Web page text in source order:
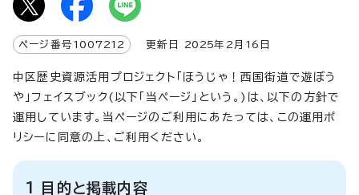
ページ番号 1007212 更新日 2025年2月 16 日
中区歴史資源活用プロジェクト「ほうじゃ！西国街道で遊ぼう
や」フェイスブック(以下「当ページ」という。)は、以下の方針で
運用しています。当ページのご利用にあたっては、この運用ポ
リシーに同意の上、ご利用ください。
1 目的と掲載内容